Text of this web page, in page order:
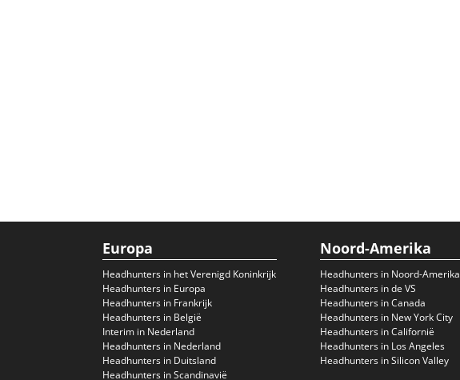
Europa
Headhunters in het Verenigd Koninkrijk
Headhunters in Europa
Headhunters in Frankrijk
Headhunters in België
Interim in Nederland
Headhunters in Nederland
Headhunters in Duitsland
Headhunters in Scandinavië
Noord-Amerika
Headhunters in Noord-Amerika
Headhunters in de VS
Headhunters in Canada
Headhunters in New York City
Headhunters in Californië
Headhunters in Los Angeles
Headhunters in Silicon Valley